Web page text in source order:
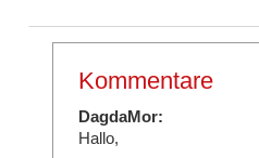
Kommentare
DagdaMor:
Hallo,